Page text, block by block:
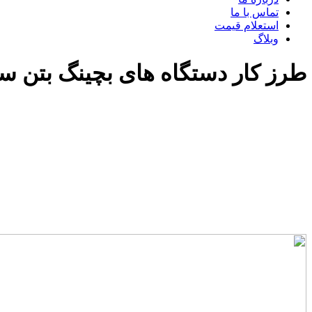
تماس با ما
استعلام قیمت
وبلاگ
طرز کار دستگاه های بچینگ بتن